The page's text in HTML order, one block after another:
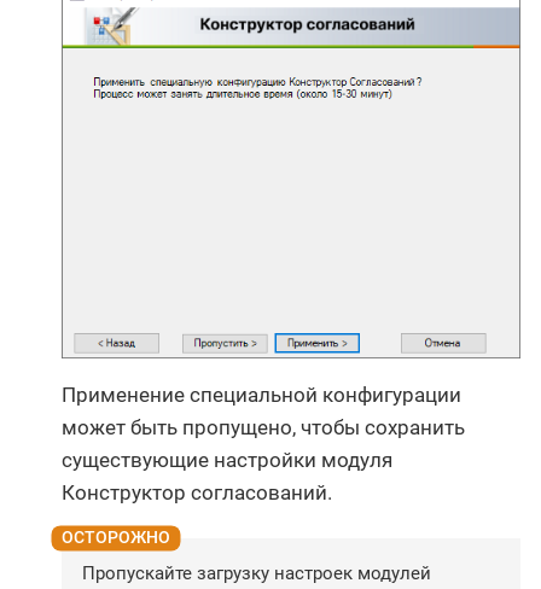
Применение специальной конфигурации
может быть пропущено, чтобы сохранить
существующие настройки модуля
Конструктор согласований.
Пропускайте загрузку настроек модулей